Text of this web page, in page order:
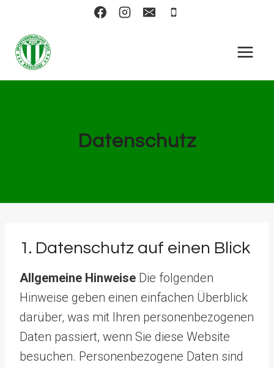
springen
Datenschutz
1. Datenschutz auf einen Blick
Allgemeine Hinweise Die folgenden
Hinweise geben einen einfachen Überblick
darüber, was mit Ihren personenbezogenen
Daten passiert, wenn Sie diese Website
besuchen. Personenbezogene Daten sind